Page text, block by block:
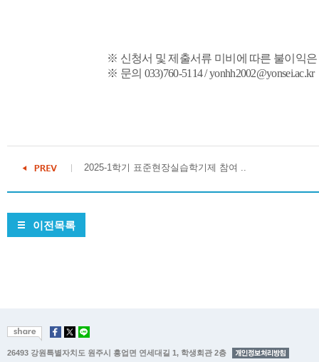
※ 신청서 및 제출서류 미비에 따른 불이익
※ 문의 033)760-5114 / yonhh2002@yonsei.ac.kr
2025-1학기 표준현장실습학기제 참여 ..
이전목록
26493 강원특별자치도 원주시 흥업면 연세대길 1, 학생회관 2층